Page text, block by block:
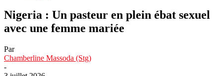
Nigeria : Un pasteur en plein ébat sexuel
avec une femme mariée
Par
Chamberline Massoda (Stg)
-